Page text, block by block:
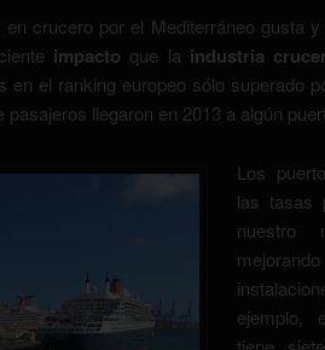
crucero por el Mediterráneo gusta
impacto que la industria
en el ranking europeo sólo superado
pasajeros llegaron en 2013 a algún
Los
las tasas
nuestro
ejemplo,